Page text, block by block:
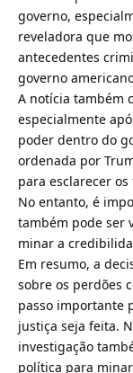
governo,
reveladora que
antecedentes
governo
A notícia também
especialmente
poder dentro do
ordenada por
para esclarecer
No entanto, é
também pode ser
minar a
Em resumo, a
sobre os perdões
passo importante
justiça seja feita.
investigação
política para